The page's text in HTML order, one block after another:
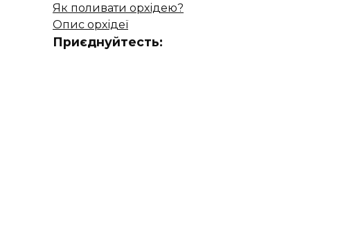
Як поливати орхідею?
Опис орхідеї
Приєднуйтесть: